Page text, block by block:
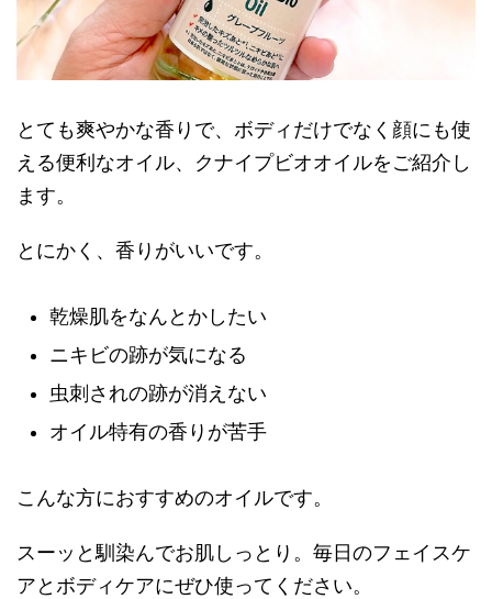
とても爽やかな香りで、ボディだけでなく顔にも使
える便利なオイル、クナイプビオオイルをご紹介し
ます。
とにかく、香りがいいです。
乾燥肌をなんとかしたい
ニキビの跡が気になる
虫刺されの跡が消えない
オイル特有の香りが苦手
こんな方におすすめのオイルです。
スーッと馴染んでお肌しっとり。毎日のフェイスケ
アとボディケアにぜひ使ってください。